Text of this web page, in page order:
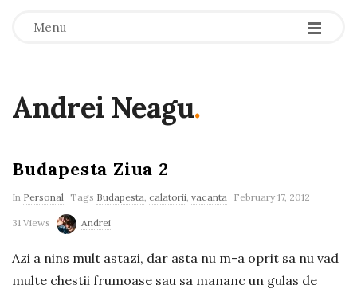
Menu -
-
-
Andrei Neagu.
Budapesta Ziua 2
In Personal Tags Budapesta, calatorii, vacanta February 17, 2012
31 Views Andrei
Azi a nins mult astazi, dar asta nu m-a oprit sa nu vad
multe chestii frumoase sau sa mananc un gulas de